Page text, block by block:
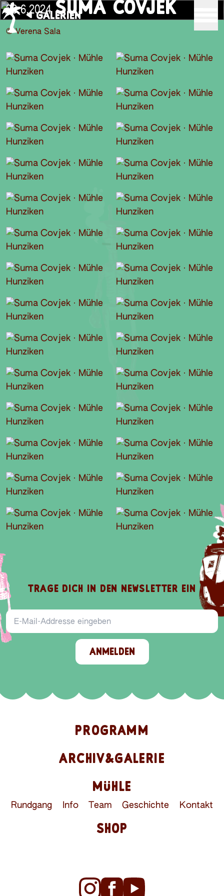
GALERIEN
28.6.2024 SUMA COVJEK
© Verena Sala
TRAGE DICH IN DEN NEWSLETTER EIN
E-Mail-Addresse
ANMELDEN
PROGRAMM
ARCHIV&GALERIE
MÜHLE
Rundgang Info Team Geschichte Kontakt
SHOP